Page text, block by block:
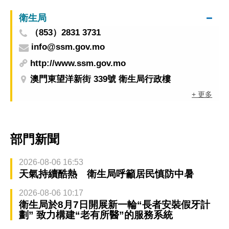
衛生局
（853）2831 3731
info@ssm.gov.mo
http://www.ssm.gov.mo
澳門東望洋新街 339號 衛生局行政樓
+ 更多
部門新聞
2026-08-06 16:53
天氣持續酷熱 衛生局呼籲居民慎防中暑
2026-08-06 10:17
衛生局於8月7日開展新一輪“長者安裝假牙計
劃” 致力構建“老有所醫”的服務系統